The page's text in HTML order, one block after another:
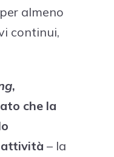
almeno
continui,
,
che la
attività – la